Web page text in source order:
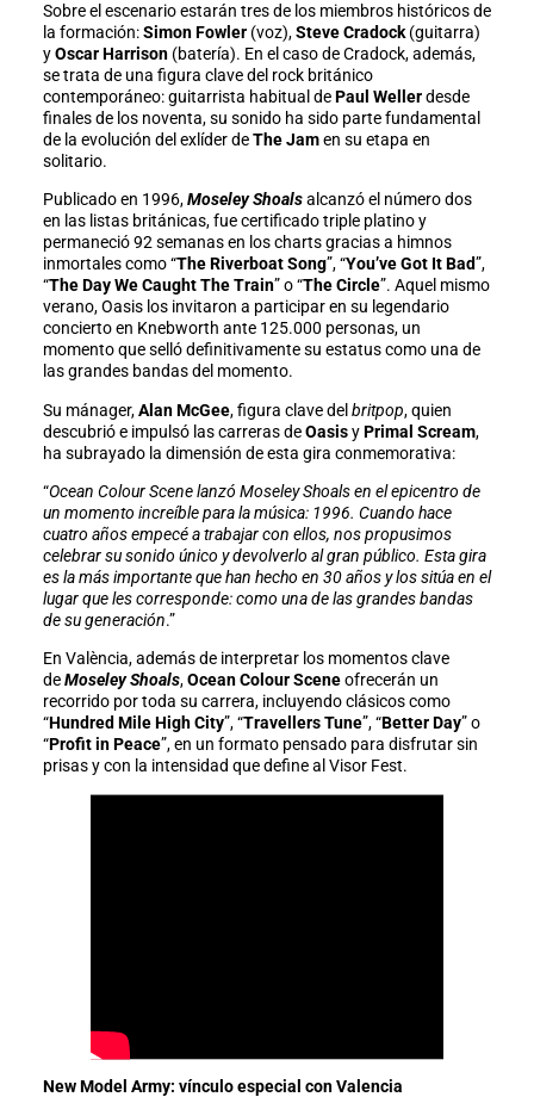
Sobre el escenario estarán tres de los miembros históricos de
la formación:Simon Fowler (voz),Steve Cradock(guitarra)
yOscar Harrison (batería). En el caso de Cradock, además,
se trata de una figura clave del rock británico
contemporáneo: guitarrista habitual dePaul Wellerdesde
finales de los noventa, su sonido ha sido parte fundamental
de la evolución del exlíder deThe Jamen su etapa en
solitario.
Publicado en 1996,Moseley Shoalsalcanzó el número dos
en las listas británicas, fue certificado triple platino y
permaneció 92 semanas en los charts gracias a himnos
inmortales como “The Riverboat Song”, “You’ve Got It Bad”,
“The Day We Caught The Train” o “The Circle”. Aquel mismo
verano, Oasis los invitaron a participar en su legendario
concierto en Knebworth ante 125.000 personas, un
momento que selló definitivamente su estatus como una de
las grandes bandas del momento.
Su mánager,Alan McGee, figura clave del britpop, quien
descubrió e impulsó las carreras deOasisyPrimal Scream,
ha subrayado la dimensión de esta gira conmemorativa:
“Ocean Colour Scene lanzó Moseley Shoals en el epicentro de
un momento increíble para la música: 1996. Cuando hace
cuatro años empecé a trabajar con ellos, nos propusimos
celebrar su sonido único y devolverlo al gran público. Esta gira
es la más importante que han hecho en 30 años y los sitúa en el
lugar que les corresponde: como una de las grandes bandas
de su generación.”
En València, además de interpretar los momentos clave
deMoseley Shoals,Ocean Colour Sceneofrecerán un
recorrido por toda su carrera, incluyendo clásicos como
“Hundred Mile High City”, “Travellers Tune”, “Better Day” o
“Profit in Peace”, en un formato pensado para disfrutar sin
prisas y con la intensidad que define al Visor Fest.
New Model Army: vínculo especial con Valencia